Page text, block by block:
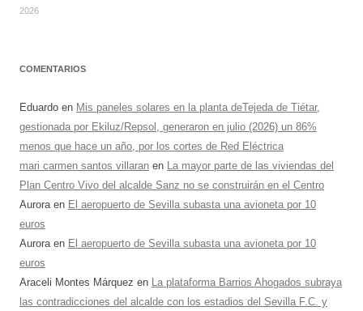
2026
COMENTARIOS
Eduardo en Mis paneles solares en la planta deTejeda de Tiétar,
gestionada por Ekiluz/Repsol, generaron en julio (2026) un 86%
menos que hace un año, por los cortes de Red Eléctrica
mari carmen santos villaran en La mayor parte de las viviendas del
Plan Centro Vivo del alcalde Sanz no se construirán en el Centro
Auroraen El aeropuerto de Sevilla subasta una avioneta por 10
euros
Auroraen El aeropuerto de Sevilla subasta una avioneta por 10
euros
Araceli Montes Márquez en La plataforma Barrios Ahogados subraya
las contradicciones del alcalde con los estadios del Sevilla F.C. y